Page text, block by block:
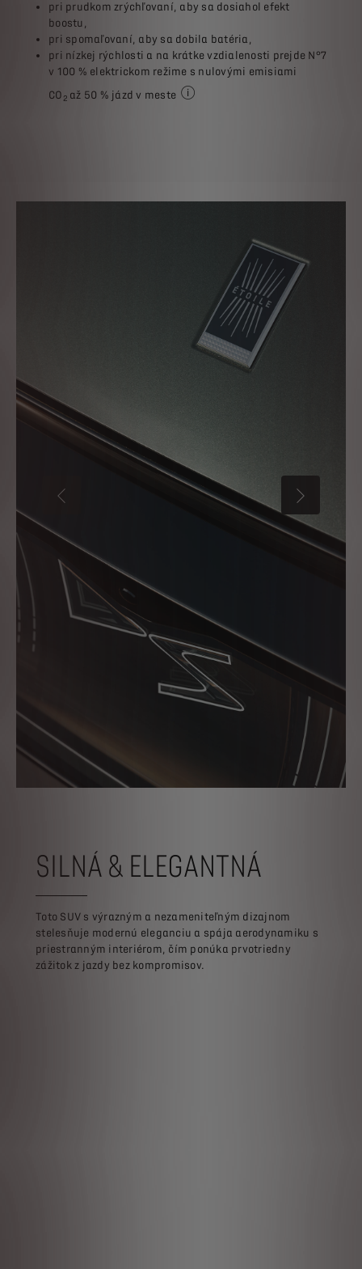
pri prudkom zrýchľovaní, aby sa dosiahol efekt
boostu,
pri spomaľovaní, aby sa dobila batéria,
pri nízkej rýchlosti a na krátke vzdialenosti prejde N°7
v 100 % elektrickom režime s nulovými emisiami
CO 2 až 50 % jázd v meste
NASPÄŤ ĎALEJ
SILNÁ & ELEGANTNÁ
Toto SUV s výrazným a nezameniteľným dizajnom
stelesňuje modernú eleganciu a spája aerodynamiku s
priestranným interiérom, čím ponúka prvotriedny
zážitok z jazdy bez kompromisov.